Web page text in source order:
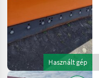
Használt gép